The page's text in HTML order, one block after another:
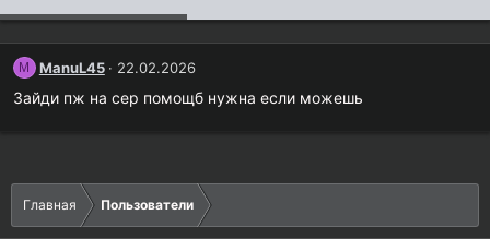
M ManuL45 22.02.2026
Зайди пж на сер помощб нужна если можешь
Главная Пользователи